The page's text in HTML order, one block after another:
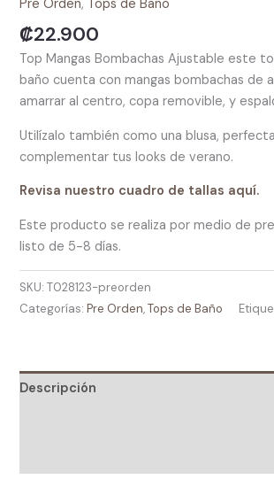
cantidad
Pre Orden, Tops de Baño
₡22.900
Top Mangas Bombachas Ajustable este
baño cuenta con mangas bombachas de
amarrar al centro, copa removible, y
Utilízalo también como una blusa,
complementar tus looks de verano.
Revisa nuestro cuadro de tallas aquí.
Este producto se realiza por medio de
listo de 5-8 días.
SKU:T028123-preorden
Categorías:Pre Orden,Tops de Baño
Descripción